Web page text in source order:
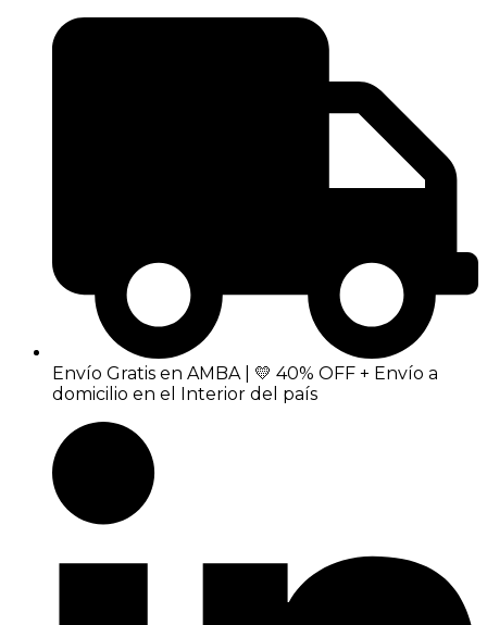
Envío Gratis en AMBA | 💛 40% OFF + Envío a
domicilio en el Interior del país